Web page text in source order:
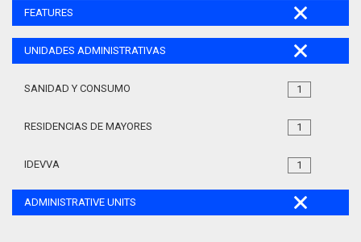
FEATURES
UNIDADES ADMINISTRATIVAS
1
SANIDAD Y CONSUMO
1
RESIDENCIAS DE MAYORES
1
IDEVVA
ADMINISTRATIVE UNITS